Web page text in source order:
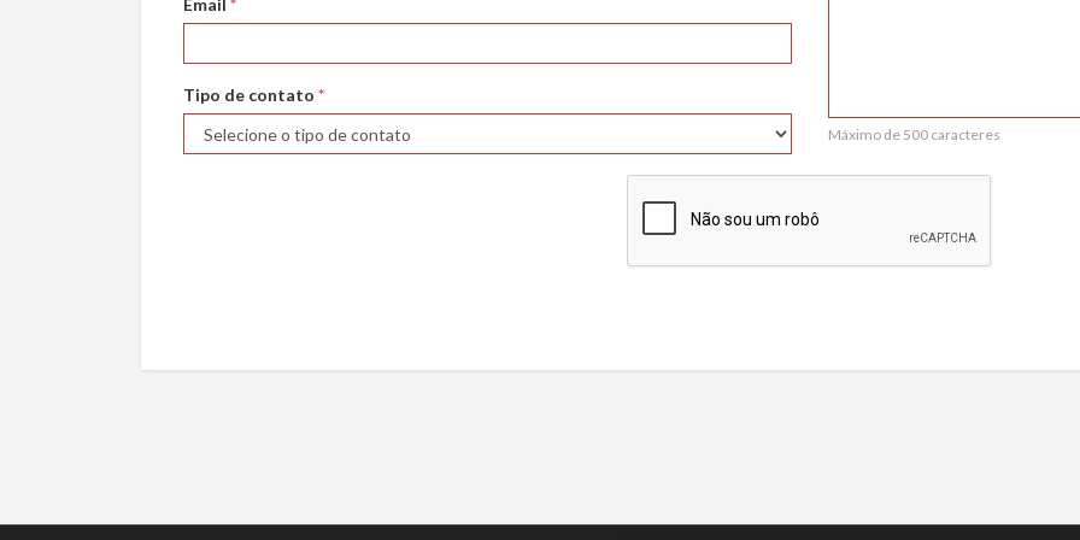
Email *
Tipo de contato *
Máximo de 500 caracteres